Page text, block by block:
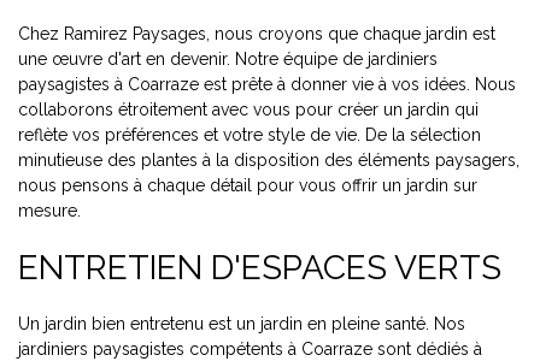
Chez Ramirez Paysages, nous croyons que chaque jardin est
une œuvre d'art en devenir. Notre équipe de jardiniers
paysagistes à Coarraze est prête à donner vie à vos idées. Nous
collaborons étroitement avec vous pour créer un jardin qui
reflète vos préférences et votre style de vie. De la sélection
minutieuse des plantes à la disposition des éléments paysagers,
nous pensons à chaque détail pour vous offrir un jardin sur
mesure.
ENTRETIEN D'ESPACES VERTS
Un jardin bien entretenu est un jardin en pleine santé. Nos
jardiniers paysagistes compétents à Coarraze sont dédiés à